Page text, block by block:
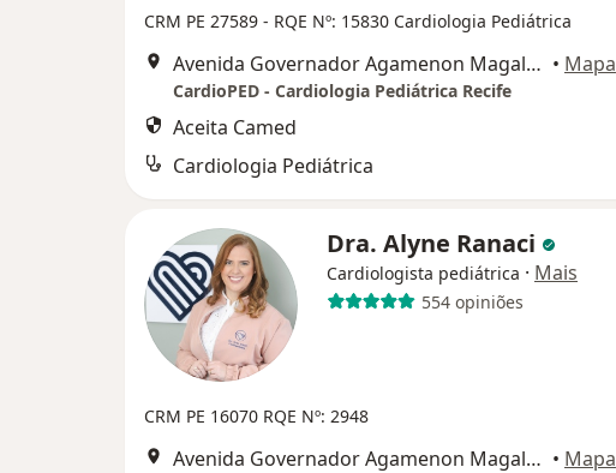
CRM PE 27589 - RQE Nº: 15830 Cardiologia Pediátrica
Avenida Governador Agamenon Magalhães 4760 - Edf. garagem 7 andar - sala 2, Recife • Mapa
CardioPED - Cardiologia Pediátrica Recife
Aceita Camed
Cardiologia Pediátrica
Dra. Alyne Ranaci
Cardiologista pediátrica · Mais
554 opiniões
CRM PE 16070 RQE Nº: 2948
Avenida Governador Agamenon Magalhães 4760 - Edf. garagem 7 andar - sala 2, Recife • Mapa